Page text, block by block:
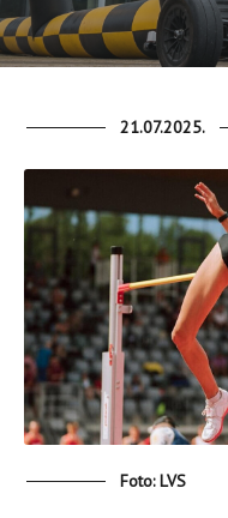
21.07.2025.
Foto: LVS